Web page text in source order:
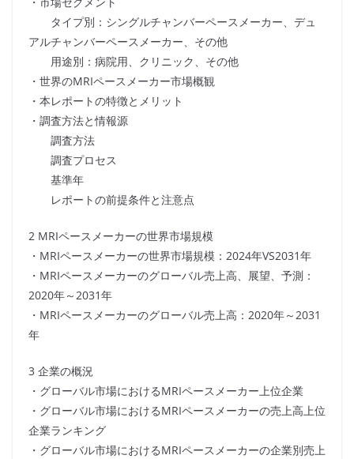
タイプ別：シングルチャンバーペースメーカー、デュ
アルチャンバーペースメーカー、その他
用途別：病院用、クリニック、その他
・世界のMRIペースメーカー市場概観
・本レポートの特徴とメリット
・調査方法と情報源
調査方法
調査プロセス
基準年
レポートの前提条件と注意点
2 MRIペースメーカーの世界市場規模
・MRIペースメーカーの世界市場規模：2024年VS2031年
・MRIペースメーカーのグローバル売上高、展望、予測：
2020年～2031年
・MRIペースメーカーのグローバル売上高：2020年～2031
年
3 企業の概況
・グローバル市場におけるMRIペースメーカー上位企業
・グローバル市場におけるMRIペースメーカーの売上高上位
企業ランキング
・グローバル市場におけるMRIペースメーカーの企業別売上